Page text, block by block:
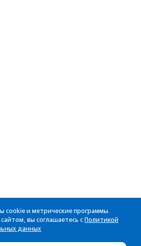
cookie и метрические программы.
вы соглашаетесь с Политикой
данных